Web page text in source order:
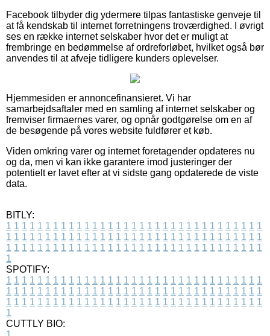
Facebook tilbyder dig ydermere tilpas fantastiske genveje til
at få kendskab til internet forretningens troværdighed. I øvrigt
ses en række internet selskaber hvor det er muligt at
frembringe en bedømmelse af ordreforløbet, hvilket også bør
anvendes til at afveje tidligere kunders oplevelser.
Hjemmesiden er annoncefinansieret. Vi har
samarbejdsaftaler med en samling af internet selskaber og
fremviser firmaernes varer, og opnår godtgørelse om en af
de besøgende på vores website fuldfører et køb.
Viden omkring varer og internet foretagender opdateres nu
og da, men vi kan ikke garantere imod justeringer der
potentielt er lavet efter at vi sidste gang opdaterede de viste
data.
BITLY:
1 1 1 1 1 1 1 1 1 1 1 1 1 1 1 1 1 1 1 1 1 1 1 1 1 1 1 1 1 1 1 1 1
1 1 1 1 1 1 1 1 1 1 1 1 1 1 1 1 1 1 1 1 1 1 1 1 1 1 1 1 1 1 1 1 1
1 1 1 1 1 1 1 1 1 1 1 1 1 1 1 1 1 1 1 1 1 1 1 1 1 1 1 1 1 1 1 1 1
1
SPOTIFY:
1 1 1 1 1 1 1 1 1 1 1 1 1 1 1 1 1 1 1 1 1 1 1 1 1 1 1 1 1 1 1 1 1
1 1 1 1 1 1 1 1 1 1 1 1 1 1 1 1 1 1 1 1 1 1 1 1 1 1 1 1 1 1 1 1 1
1 1 1 1 1 1 1 1 1 1 1 1 1 1 1 1 1 1 1 1 1 1 1 1 1 1 1 1 1 1 1 1 1
1
CUTTLY BIO: